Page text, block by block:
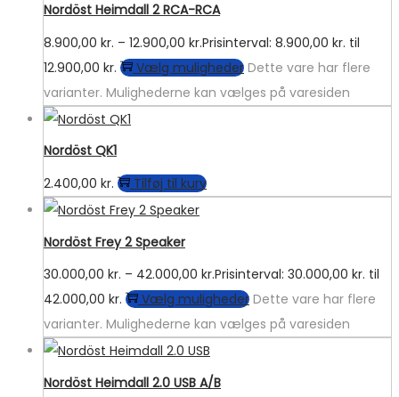
Nordöst Heimdall 2 RCA-RCA
8.900,00 kr. – 12.900,00 kr.Prisinterval: 8.900,00 kr. til
12.900,00 kr.
Vælg muligheder Dette vare har flere
varianter. Mulighederne kan vælges på varesiden
Nordöst QK1
2.400,00 kr. Tilføj til kurv
Nordöst Frey 2 Speaker
30.000,00 kr. – 42.000,00 kr.Prisinterval: 30.000,00 kr. til
42.000,00 kr.
Vælg muligheder Dette vare har flere
varianter. Mulighederne kan vælges på varesiden
Nordöst Heimdall 2.0 USB A/B